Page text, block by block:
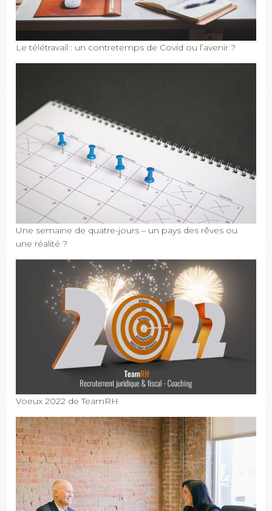
Le télétravail : un contretemps de Covid ou l’avenir ?
Une semaine de quatre-jours – un pays des rêves ou
une réalité ?
Voeux 2022 de TeamRH